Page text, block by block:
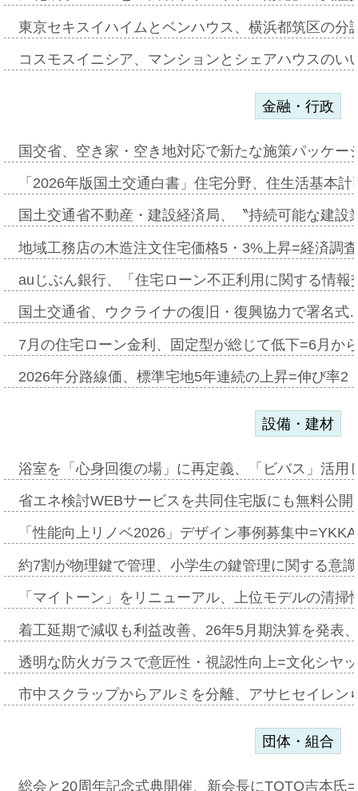
東京セキスイハイムとベンハウス、横浜都筑区の
コスモスイニシア、マンションとシェアハウスの
金融・行政
国交省、空き家・空き地対応で新たな施策パッケ
「2026年版国土交通白書」住宅分野、住生活基本
国土交通省不動産・建設経済局、〝持続可能な建
地域工務店の木造注文住宅価格5・3%上昇=経済調
auじぶん銀行、「住宅ローン不正利用に関する情
国土交通省、ウクライナの復旧・復興協力で署名
7月の住宅ローン金利、固定型が総じて低下=6月か
2026年分路線価、標準宅地5年連続の上昇=伸び率
設備・建材
浴室を「心身回復の場」に再定義、「ビバス」活
省エネ検討WEBサービスを共同住宅版にも無料公
「性能向上リノベ2026」デザイン事例募集中
約7割が物理鍵で管理、小学生の鍵管理に関する意
「マイトーン」をリニューアル、上位モデルの清
着工延期で減収も利益改善、26年5月期決算を発表
透明な防火ガラスで意匠性・視認性向上=文化シヤ
市中スクラップからアルミを分離、アサヒセイレ
団体・組合
総会と20周年記念式典開催、新会長にTOTO吉本氏